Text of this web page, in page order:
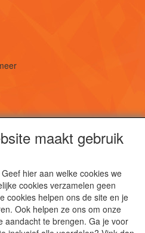
maakt gebruik
hier aan welke cookies we
cookies verzamelen geen
cookies helpen ons de site en je
Ook helpen ze ons om onze
aandacht te brengen. Ga je voor